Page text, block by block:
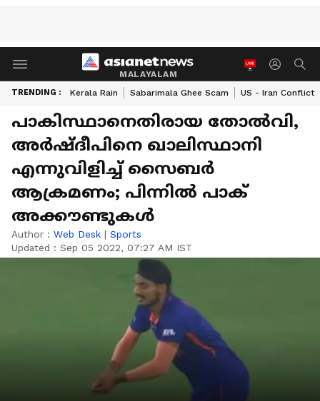
MALAYALAM
TRENDING : Kerala Rain Sabarimala Ghee Scam US - Iran Conflict
പാകിസ്ഥാനെതിരായ തോല്‍വി,
അര്‍ഷ്‌ദീപിനെ ഖാലിസ്ഥാനി
എന്നുവിളിച്ച് സൈബര്‍
ആക്രമണം; പിന്നില്‍ പാക്
അക്കൗണ്ടുകള്‍
Author : Web Desk | Sports
Updated : Sep 05 2022, 07:27 AM IST